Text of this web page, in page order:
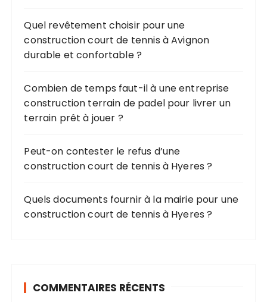
u
r
Quel revêtement choisir pour une
construction court de tennis à Avignon
durable et confortable ?
Combien de temps faut-il à une entreprise
construction terrain de padel pour livrer un
terrain prêt à jouer ?
Peut-on contester le refus d’une
construction court de tennis à Hyeres ?
Quels documents fournir à la mairie pour une
construction court de tennis à Hyeres ?
COMMENTAIRES RÉCENTS